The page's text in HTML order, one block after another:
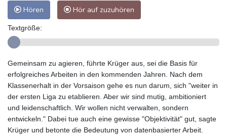
Hören Hör auf zuzuhören
Textgröße:
Gemeinsam zu agieren, führte Krüger aus, sei die Basis für
erfolgreiches Arbeiten in den kommenden Jahren. Nach dem
Klassenerhalt in der Vorsaison gehe es nun darum, sich "weiter in
der ersten Liga zu etablieren. Aber wir sind mutig, ambitioniert
und leidenschaftlich. Wir wollen nicht verwalten, sondern
entwickeln." Dabei tue auch eine gewisse "Objektivität" gut, sagte
Krüger und betonte die Bedeutung von datenbasierter Arbeit.